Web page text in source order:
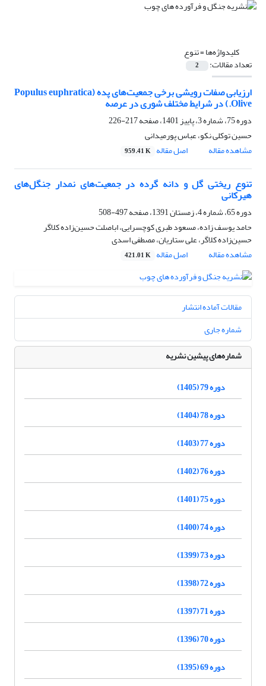
کلیدواژه‌ها =تنوع
تعداد مقالات: 2
ارزیابی صفات رویشی برخی جمعیت‌های پده (Populus euphratica
Olive.) در شرایط مختلف شوری در عرصه
دوره 75، شماره 3، پاییز 1401، صفحه
217-226
حسین توکلی نکو، عباس پورمیدانی
مشاهده مقاله
اصل مقاله 959.41 K
تنوع ریختی گل و دانه گرده در جمعیت‌های نمدار جنگل‌های
هیرکانی
دوره 65، شماره 4، زمستان 1391، صفحه
497-508
حامد یوسف زاده، مسعود طبری کوچسرایی، اباصلت حسین‌زاده کلاگر
حسین‌زاده کلاگر، علی ستاریان، مصطفی اسدی
مشاهده مقاله
اصل مقاله 421.01 K
مقالات آماده انتشار
شماره جاری
شماره‌های پیشین نشریه
دوره 79 (1405)
دوره 78 (1404)
دوره 77 (1403)
دوره 76 (1402)
دوره 75 (1401)
دوره 74 (1400)
دوره 73 (1399)
دوره 72 (1398)
دوره 71 (1397)
دوره 70 (1396)
دوره 69 (1395)